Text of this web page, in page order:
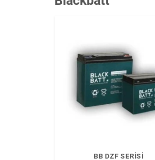
BB DZF SERISI